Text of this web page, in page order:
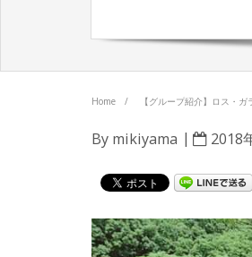
Home / 【グループ紹介】ロス・ガ
By mikiyama 2018